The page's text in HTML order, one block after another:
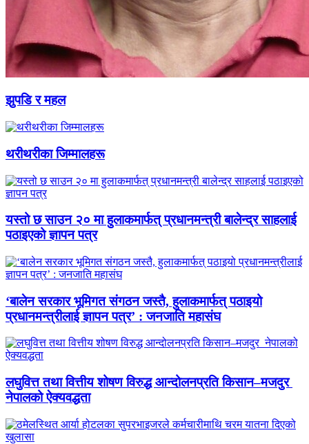
झुपडि र महल
थरीथरीका जिम्मालहरू
यस्तो छ साउन २० मा हुलाकमार्फत् प्रधानमन्त्री बालेन्द्र साहलाई
पठाइएको ज्ञापन पत्र
‘बालेन सरकार भूमिगत संगठन जस्तै, हुलाकमार्फत् पठाइयो
प्रधानमन्त्रीलाई ज्ञापन पत्र’ : जनजाति महासंघ
लघुवित्त तथा वित्तीय शोषण विरुद्ध आन्दोलनप्रति किसान–मजदुर
नेपालको ऐक्यवद्धता